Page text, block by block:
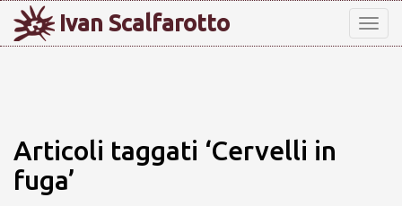
Ivan Scalfarotto
Articoli taggati ‘Cervelli in
fuga’